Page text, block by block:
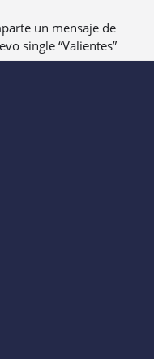
un mensaje de
single “Valientes”